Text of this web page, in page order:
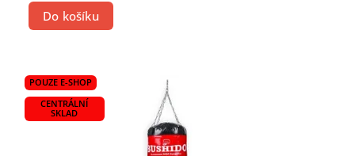
Do košíku
POUZE E-SHOP
CENTRÁLNÍ
SKLAD